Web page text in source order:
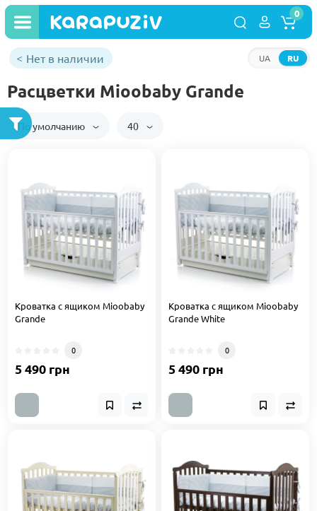
RU
UA
0
Нет в наличии
Расцветки Mioobaby Grande
По умолчанию 40
Кроватка с ящиком Mioobaby
Grande
0
5 490 грн
Кроватка с ящиком Mioobaby
Grande White
0
5 490 грн